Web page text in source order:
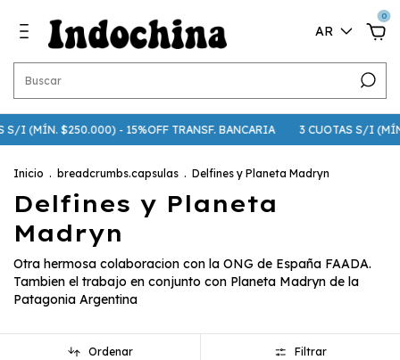
AR
0
(MÍN. $250.000) - 15%OFF TRANSF. BANCARIA 3 CUOTAS S/I
Inicio . breadcrumbs.capsulas . Delfines y Planeta Madryn
Delfines y Planeta
Madryn
Otra hermosa colaboracion con la ONG de España FAADA.
Tambien el trabajo en conjunto con Planeta Madryn de la
Patagonia Argentina
Ordenar Filtrar